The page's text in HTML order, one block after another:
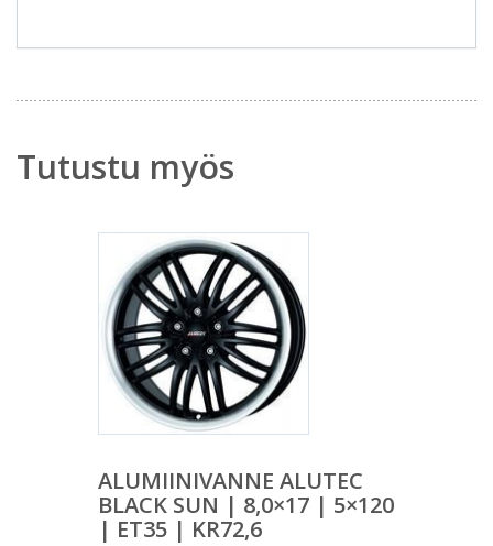
Tutustu myös
ALUMIINIVANNE ALUTEC
BLACK SUN | 8,0×17 | 5×120
| ET35 | KR72,6